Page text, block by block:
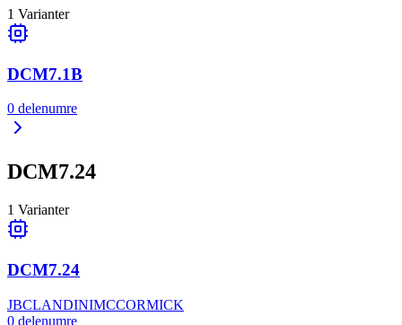
1 Varianter
DCM7.1B
0 delenumre
DCM7.24
1 Varianter
DCM7.24
JBCLANDINIMCCORMICK
0 delenumre